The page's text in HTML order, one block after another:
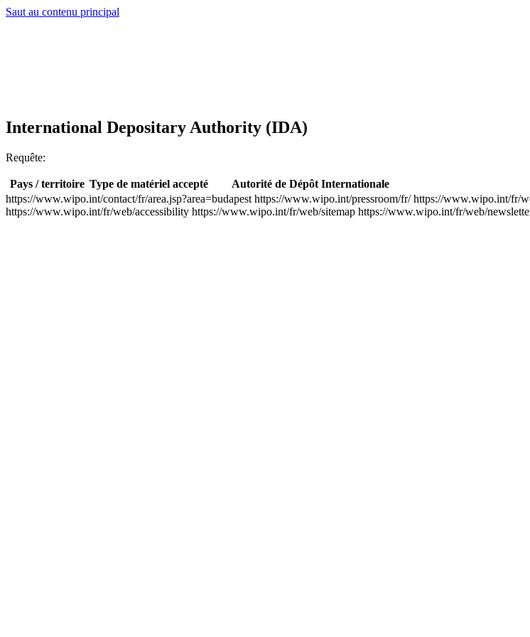
Saut au contenu principal
International Depositary Authority (IDA)
Requête:
Pays / territoire Type de matériel accepté
Autorité de Dépôt Internationale
https://www.wipo.int/contact/fr/area.jsp?area=budapest https://www.wipo.int/pressroom/fr/ https://www.wipo.int/fr/
https://www.wipo.int/fr/web/accessibility https://www.wipo.int/fr/web/sitemap https://www.wipo.int/fr/web/